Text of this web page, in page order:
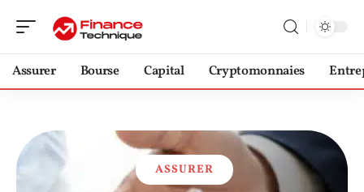
Assurer Bourse Capital Cryptomonnaies
ASSURER